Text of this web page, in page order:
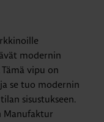
modernin
vipu on
se tuo modernin
sisustukseen.
Manufaktur